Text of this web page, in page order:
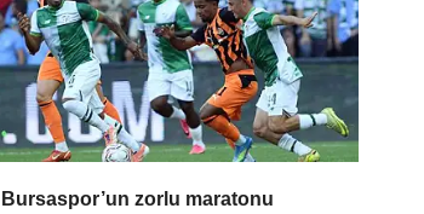
Bursaspor’un zorlu maratonu